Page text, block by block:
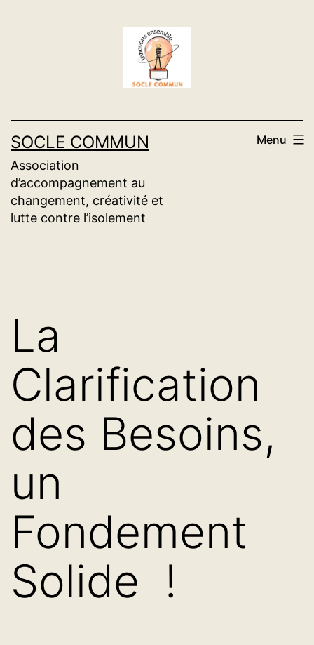
SOCLE COMMUN
Association
d’accompagnement au
changement, créativité et
lutte contre l’isolement
Menu
La
Clarification
des Besoins,
un
Fondement
Solide !